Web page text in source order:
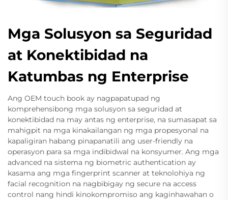
Mga Solusyon sa Seguridad
at Konektibidad na
Katumbas ng Enterprise
Ang OEM touch book ay nagpapatupad ng
komprehensibong mga solusyon sa seguridad at
konektibidad na may antas ng enterprise, na sumasapat sa
mahigpit na mga kinakailangan ng mga propesyonal na
kapaligiran habang pinapanatili ang user-friendly na
operasyon para sa mga indibidwal na konsyumer. Ang mga
advanced na sistema ng biometric authentication ay
kasama ang mga fingerprint scanner at teknolohiya ng
facial recognition na nagbibigay ng secure na access
control nang hindi kinokompromiso ang kaginhawahan o